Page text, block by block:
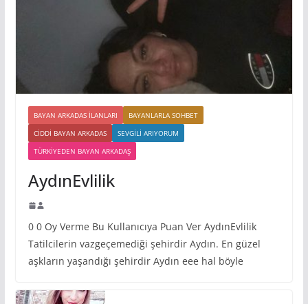
BAYAN ARKADAS ILANLARI
BAYANLARLA SOHBET
CIDDI BAYAN ARKADAS
SEVGILI ARIYORUM
TÜRKIYEDEN BAYAN ARKADAŞ
AydınEvlilik
0 0 Oy Verme Bu Kullanıcıya Puan Ver AydınEvlilik
Tatilcilerin vazgeçemediği şehirdir Aydın. En güzel
aşkların yaşandığı şehirdir Aydın eee hal böyle